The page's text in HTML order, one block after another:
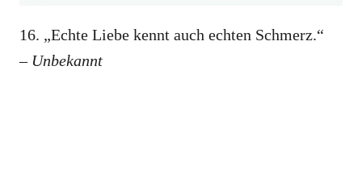
16. „Echte Liebe kennt auch echten Schmerz.“
– Unbekannt